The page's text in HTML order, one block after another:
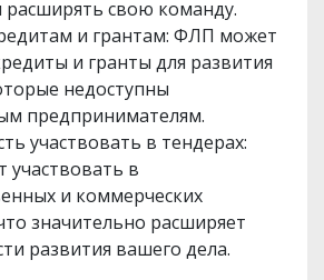
расширять свою команду.
и грантам: ФЛП может
и гранты для развития
недоступны
предпринимателям.
участвовать в тендерах:
в
и коммерческих
значительно расширяет
развития вашего дела.